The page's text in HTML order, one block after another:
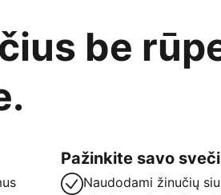
be
Pažinkite savo
Naudodami žinučių